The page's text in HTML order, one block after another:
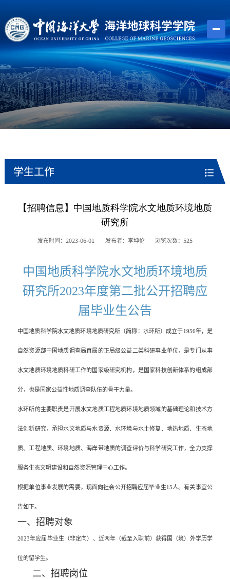
学生工作
【招聘信息】中国地质科学院水文地质环境地质
研究所
发布时间：2023-06-01 发布者：李坤伦 浏览次数：525
中国地质科学院水文地质环境地质
研究所2023年度第二批公开招聘应
届毕业生公告
中国地质科学院水文地质环境地质研究所（简称：水环所）成立于1956年，是
自然资源部中国地质调查局直属的正局级公益二类科研事业单位，是专门从事
水文地质环境地质科研工作的国家级研究机构，是国家科技创新体系的组成部
分，也是国家公益性地质调查队伍的骨干力量。
水环所的主要职责是开展水文地质工程地质环境地质领域的基础理论和技术方
法创新研究，承担水文地质与水资源、水环境与水土修复、地热地质、生态地
质、工程地质、环境地质、海岸带地质的调查评价与科学研究工作，全力支撑
服务生态文明建设和自然资源管理中心工作。
根据单位事业发展的需要，现面向社会公开招聘应届毕业生15人。有关事宜公
告如下。
一、招聘对象
2023年应届毕业生（非定向）、近两年（截至入职前）获得国（境）外学历学
位的留学生。
二、招聘岗位